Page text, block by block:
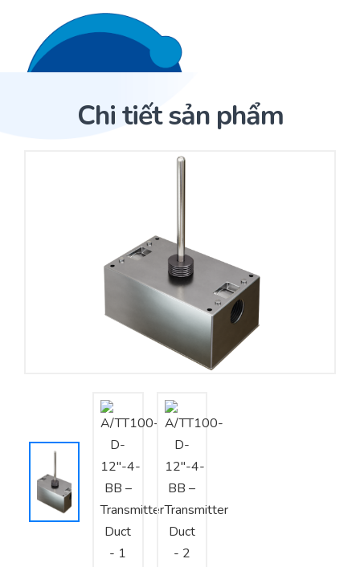
Trang Chủ
Nhà phân phối cảm biến
Nhà sản xuất thiết bị điều khiển
Cung cấp giải pháp quản lý cho toà nhà (BMS)
Tư vấn – Thiết kế – Cung cấp thiết bị HVAC
Tư vấn thiết kế, thi công tủ điều khiển
Thi công – Lắp đặt hệ thống HVAC
Chi tiết sản phẩm
Sản phẩm